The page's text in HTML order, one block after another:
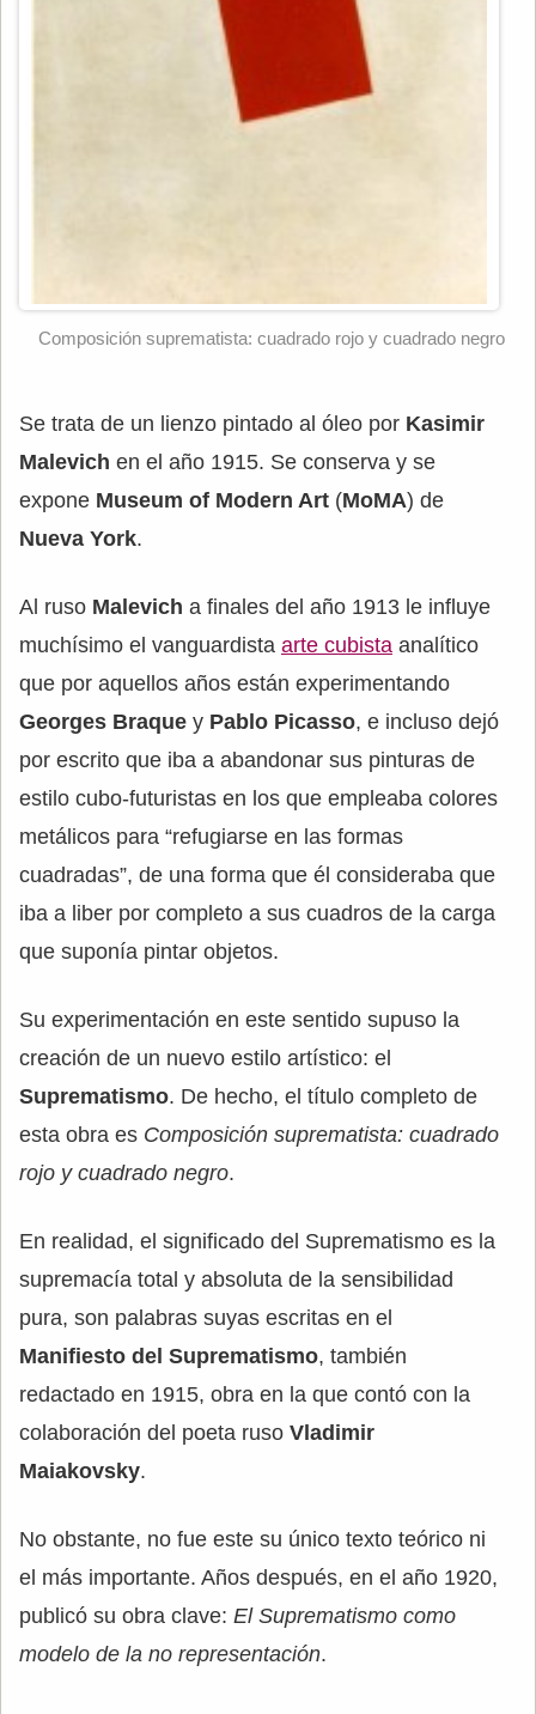
Composición suprematista: cuadrado rojo y cuadrado negro
Se trata de un lienzo pintado al óleo por Kasimir
Malevich en el año 1915. Se conserva y se
expone Museum of Modern Art (MoMA) de
Nueva York.
Al ruso Malevich a finales del año 1913 le influye
muchísimo el vanguardista arte cubista analítico
que por aquellos años están experimentando
Georges Braque y Pablo Picasso, e incluso dejó
por escrito que iba a abandonar sus pinturas de
estilo cubo-futuristas en los que empleaba colores
metálicos para “refugiarse en las formas
cuadradas”, de una forma que él consideraba que
iba a liber por completo a sus cuadros de la carga
que suponía pintar objetos.
Su experimentación en este sentido supuso la
creación de un nuevo estilo artístico: el
Suprematismo. De hecho, el título completo de
esta obra es Composición suprematista: cuadrado
rojo y cuadrado negro.
En realidad, el significado del Suprematismo es la
supremacía total y absoluta de la sensibilidad
pura, son palabras suyas escritas en el
Manifiesto del Suprematismo, también
redactado en 1915, obra en la que contó con la
colaboración del poeta ruso Vladimir
Maiakovsky.
No obstante, no fue este su único texto teórico ni
el más importante. Años después, en el año 1920,
publicó su obra clave: El Suprematismo como
modelo de la no representación.